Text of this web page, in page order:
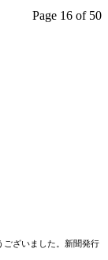
Page 16 of 50
ございました。新聞発行